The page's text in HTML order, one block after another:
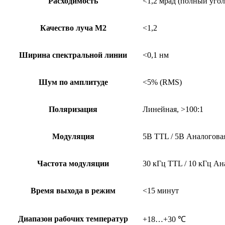
Качество луча М2 <1,2
Ширина спектральной линии <0,1 нм
Шум по амплитуде <5% (RMS)
Поляризация Линейная, >100:1
Модуляция 5В TTL / 5В
Частота модуляции 30 кГц TTL / 10 кГц
Время выхода в режим <15 минут
Диапазон рабочих температур +18…+30 ℃